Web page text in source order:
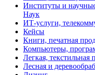
Институты и
Наук
ИТ-услуги,
Кейсы
Книги, печатная
Компьютеры,
Легкая,
Лесная и